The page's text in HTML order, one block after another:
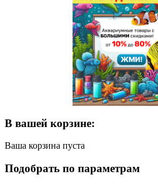
В вашей корзине:
Ваша корзина пуста
Подобрать по параметрам